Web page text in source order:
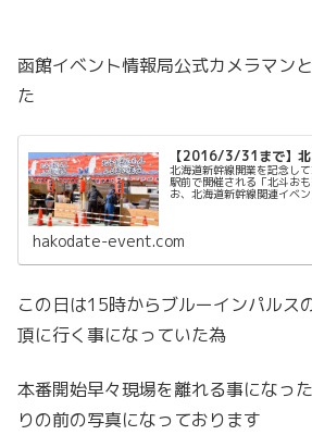
函館イベント情報局公式カメラマン
た
【2016/3/31まで】
北海道新幹線開業を記念し
駅前で開催される「北斗お
お、北海道新幹線関連イベ
hakodate-event.com
この日は15時からブルーインパルス
頂に行く事になっていた為
本番開始早々現場を離れる事になっ
りの前の写真になっております